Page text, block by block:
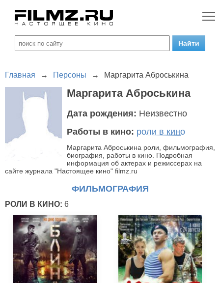
Главная → Персоны → Маргарита Аброськина
Маргарита Аброськина
Дата рождения: Неизвестно
Работы в кино: роли в кино
Маргарита Аброськина роли, фильмография,
биография, работы в кино. Подробная
информация об актерах и режиссерах на
сайте журнала "Настоящее кино" filmz.ru
ФИЛЬМОГРАФИЯ
РОЛИ В КИНО: 6